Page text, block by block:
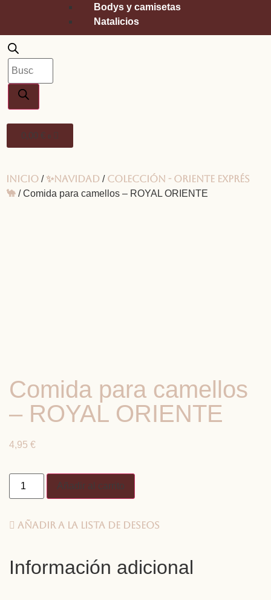
Bodys y camisetas
Natalicios
0,00 €
Inicio /✨Navidad / Colección - Oriente Exprés
🐪 / Comida para camellos – ROYAL ORIENTE
Comida para camellos
– ROYAL ORIENTE
4,95 €
Añadir al carrito
Añadir a la lista de deseos
Información adicional